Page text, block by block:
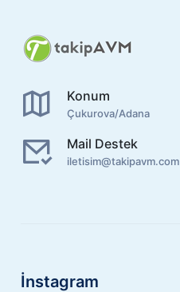
Konum
Çukurova/Adana
Mail Destek
iletisim@takipavm.com
İnstagram